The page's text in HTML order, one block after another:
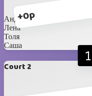
+0p
Андрей
Лена
Толя
Саша
Court 2